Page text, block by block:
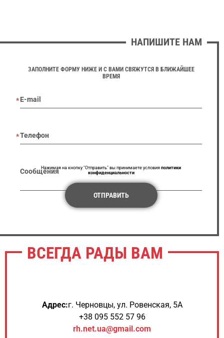
НАПИШИТЕ НАМ
ЗАПОЛНИТЕ ФОРМУ НИЖЕ И С ВАМИ СВЯЖУТСЯ В БЛИЖАЙШЕЕ
ВРЕМЯ
E-mail
Телефон
СообщенияНажимая на кнопку "Отправить" вы принимаете условия политики
конфиденциальности
ОТПРАВИТЬ
ВСЕГДА РАДЫ ВАМ
Адрес:г. Черновцы, ул. Ровенская, 5А
+38 095 552 57 96
rh.net.ua@gmail.com